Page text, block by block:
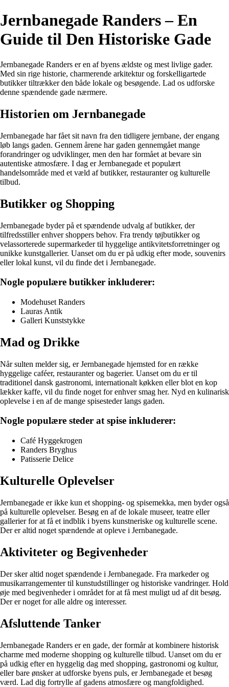
Jernbanegade Randers – En
Guide til Den Historiske Gade
Jernbanegade Randers er en af byens ældste og mest livlige gader.
Med sin rige historie, charmerende arkitektur og forskelligartede
butikker tiltrækker den både lokale og besøgende. Lad os udforske
denne spændende gade nærmere.
Historien om Jernbanegade
Jernbanegade har fået sit navn fra den tidligere jernbane, der engang
løb langs gaden. Gennem årene har gaden gennemgået mange
forandringer og udviklinger, men den har formået at bevare sin
autentiske atmosfære. I dag er Jernbanegade et populært
handelsområde med et væld af butikker, restauranter og kulturelle
tilbud.
Butikker og Shopping
Jernbanegade byder på et spændende udvalg af butikker, der
tilfredsstiller enhver shoppers behov. Fra trendy tøjbutikker og
velassorterede supermarkeder til hyggelige antikvitetsforretninger og
unikke kunstgallerier. Uanset om du er på udkig efter mode, souvenirs
eller lokal kunst, vil du finde det i Jernbanegade.
Nogle populære butikker inkluderer:
Modehuset Randers
Lauras Antik
Galleri Kunststykke
Mad og Drikke
Når sulten melder sig, er Jernbanegade hjemsted for en række
hyggelige caféer, restauranter og bagerier. Uanset om du er til
traditionel dansk gastronomi, internationalt køkken eller blot en kop
lækker kaffe, vil du finde noget for enhver smag her. Nyd en kulinarisk
oplevelse i en af de mange spisesteder langs gaden.
Nogle populære steder at spise inkluderer:
Café Hyggekrogen
Randers Bryghus
Patisserie Delice
Kulturelle Oplevelser
Jernbanegade er ikke kun et shopping- og spisemekka, men byder også
på kulturelle oplevelser. Besøg en af de lokale museer, teatre eller
gallerier for at få et indblik i byens kunstneriske og kulturelle scene.
Der er altid noget spændende at opleve i Jernbanegade.
Aktiviteter og Begivenheder
Der sker altid noget spændende i Jernbanegade. Fra markeder og
musikarrangementer til kunstudstillinger og historiske vandringer. Hold
øje med begivenheder i området for at få mest muligt ud af dit besøg.
Der er noget for alle aldre og interesser.
Afsluttende Tanker
Jernbanegade Randers er en gade, der formår at kombinere historisk
charme med moderne shopping og kulturelle tilbud. Uanset om du er
på udkig efter en hyggelig dag med shopping, gastronomi og kultur,
eller bare ønsker at udforske byens puls, er Jernbanegade et besøg
værd. Lad dig fortrylle af gadens atmosfære og mangfoldighed.